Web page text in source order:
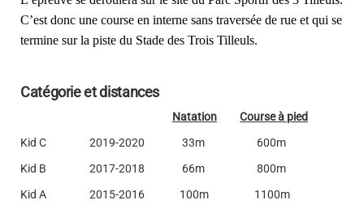
C’est donc une course en interne sans traversée de rue et qui se
termine sur la piste du Stade des Trois Tilleuls.
Catégorie et distances
Natation
Course à pied
Kid C
2019-2020 33m
600m
Kid B
2017-2018 66m
800m
Kid A
2015-2016 100m
1100m